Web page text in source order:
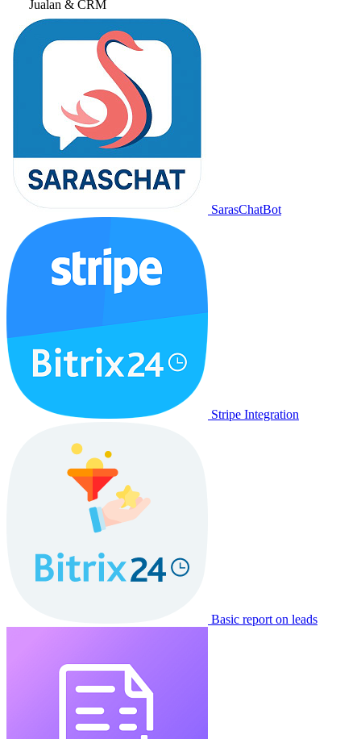
Jualan & CRM
SarasChatBot
Stripe Integration
Basic report on leads